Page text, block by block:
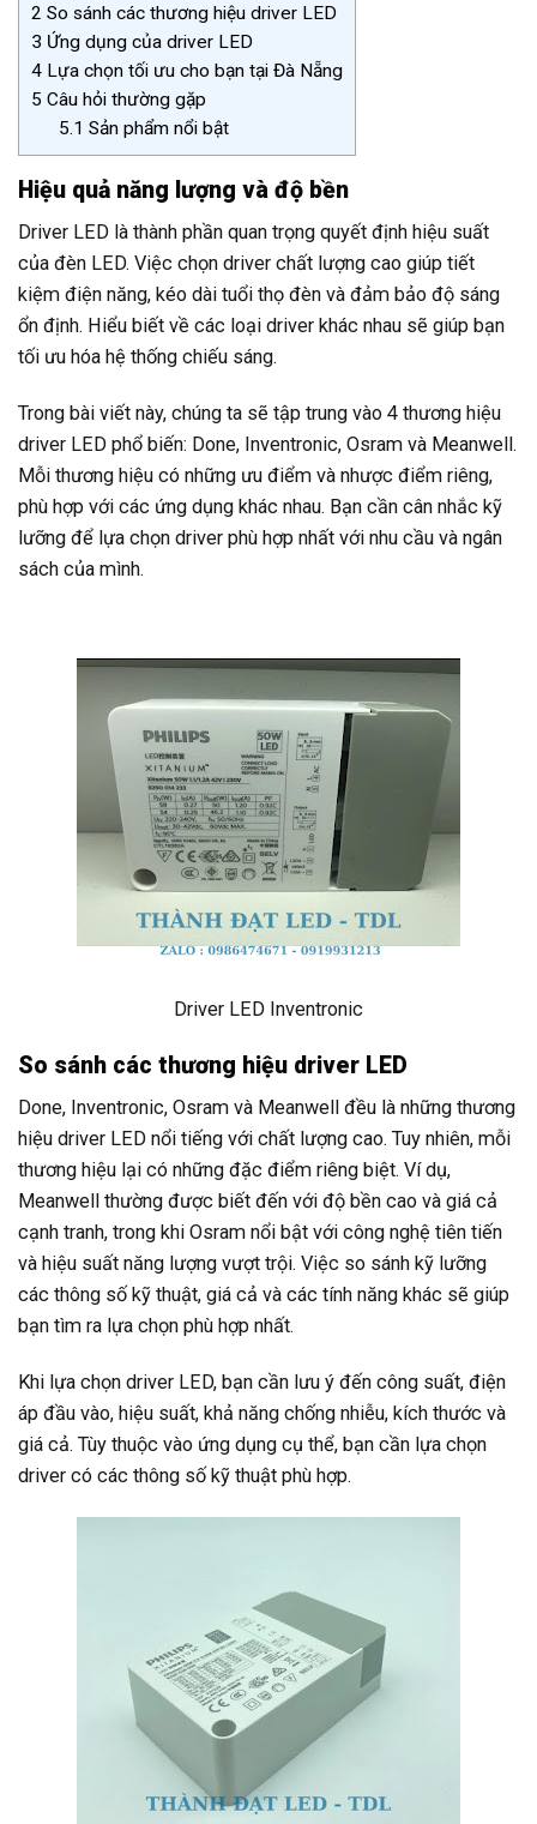
2 So sánh các thương hiệu driver LED
3 Ứng dụng của driver LED
4 Lựa chọn tối ưu cho bạn tại Đà Nẵng
5 Câu hỏi thường gặp
5.1 Sản phẩm nổi bật
Hiệu quả năng lượng và độ bền
Driver LED là thành phần quan trọng quyết định hiệu suất
của đèn LED. Việc chọn driver chất lượng cao giúp tiết
kiệm điện năng, kéo dài tuổi thọ đèn và đảm bảo độ sáng
ổn định. Hiểu biết về các loại driver khác nhau sẽ giúp bạn
tối ưu hóa hệ thống chiếu sáng.
Trong bài viết này, chúng ta sẽ tập trung vào 4 thương hiệu
driver LED phổ biến: Done, Inventronic, Osram và Meanwell.
Mỗi thương hiệu có những ưu điểm và nhược điểm riêng,
phù hợp với các ứng dụng khác nhau. Bạn cần cân nhắc kỹ
lưỡng để lựa chọn driver phù hợp nhất với nhu cầu và ngân
sách của mình.
Driver LED Inventronic
So sánh các thương hiệu driver LED
Done, Inventronic, Osram và Meanwell đều là những thương
hiệu driver LED nổi tiếng với chất lượng cao. Tuy nhiên, mỗi
thương hiệu lại có những đặc điểm riêng biệt. Ví dụ,
Meanwell thường được biết đến với độ bền cao và giá cả
cạnh tranh, trong khi Osram nổi bật với công nghệ tiên tiến
và hiệu suất năng lượng vượt trội. Việc so sánh kỹ lưỡng
các thông số kỹ thuật, giá cả và các tính năng khác sẽ giúp
bạn tìm ra lựa chọn phù hợp nhất.
Khi lựa chọn driver LED, bạn cần lưu ý đến công suất, điện
áp đầu vào, hiệu suất, khả năng chống nhiễu, kích thước và
giá cả. Tùy thuộc vào ứng dụng cụ thể, bạn cần lựa chọn
driver có các thông số kỹ thuật phù hợp.